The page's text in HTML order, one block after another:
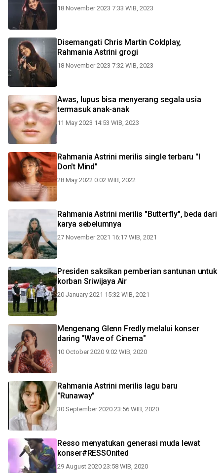
18 November 2023 7:33 WIB, 2023
Disemangati Chris Martin Coldplay,
Rahmania Astrini grogi
18 November 2023 7:32 WIB, 2023
Awas, lupus bisa menyerang segala usia
termasuk anak-anak
11 May 2023 14:53 WIB, 2023
Rahmania Astrini merilis single terbaru "I
Don't Mind"
28 May 2022 0:02 WIB, 2022
Rahmania Astrini merilis "Butterfly", beda dari
karya sebelumnya
27 November 2021 16:17 WIB, 2021
Presiden saksikan pemberian santunan untuk
korban Sriwijaya Air
20 January 2021 15:32 WIB, 2021
Mengenang Glenn Fredly melalui konser
daring "Wave of Cinema"
10 October 2020 9:02 WIB, 2020
Rahmania Astrini merilis lagu baru
"Runaway"
30 September 2020 23:56 WIB, 2020
Resso menyatukan generasi muda lewat
konser#RESSOnited
29 August 2020 23:58 WIB, 2020